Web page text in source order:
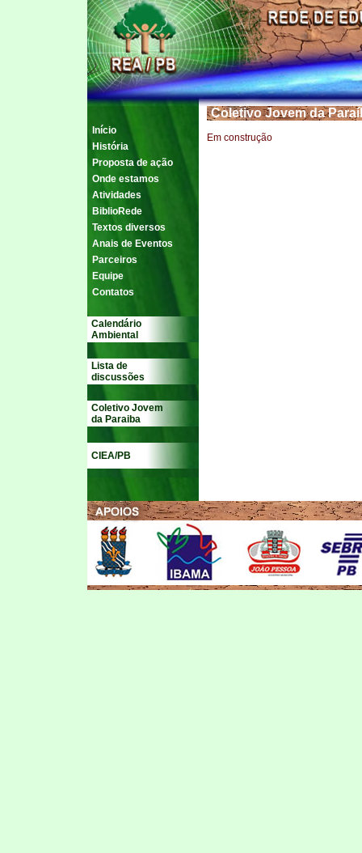
Início
História
Proposta de ação
Onde estamos
Atividades
BiblioRede
Textos diversos
Anais de Eventos
Parceiros
Equipe
Contatos
Calendário
Ambiental
Lista de
discussões
Coletivo Jovem
da Paraiba
CIEA/PB
Coletivo Jovem da
Em construção